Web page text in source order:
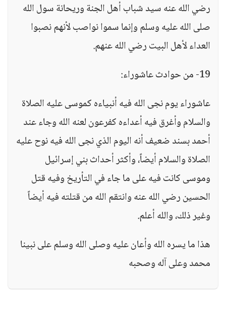
رضي الله عنه سيد شباب أهل الجنة وريحانة سول الله
صلى الله عليه وسلم وإنما سموا نواصب لأنهم نصبوا
العداء لأهل البيت رضي الله عنهم.
19- من حوادث عاشوراء:
عاشوراء يوم نجى الله فيه أنبياءه كموسى عليه الصلاة
والسلام وأغرق فيه أعداءه كفرعون لعنه الله وجاء عند
أحمد بسند ضعيف أنه اليوم الذي نجى الله فيه نوح عليه
الصلاة والسلام أيضاً، وأكثر أحداث بني إسرائيل
وموسى كانت فيه على ما جاء في التأريخ وفيه قتل
الحسين رضي الله عنه وانتقم الله من قتلته فيه أيضاً
وغير ذلك، والله أعلم.
هذا ما يسره الله وأعان عليه وصلى الله وسلم على نبينا
محمد وعلى آله وصحبه